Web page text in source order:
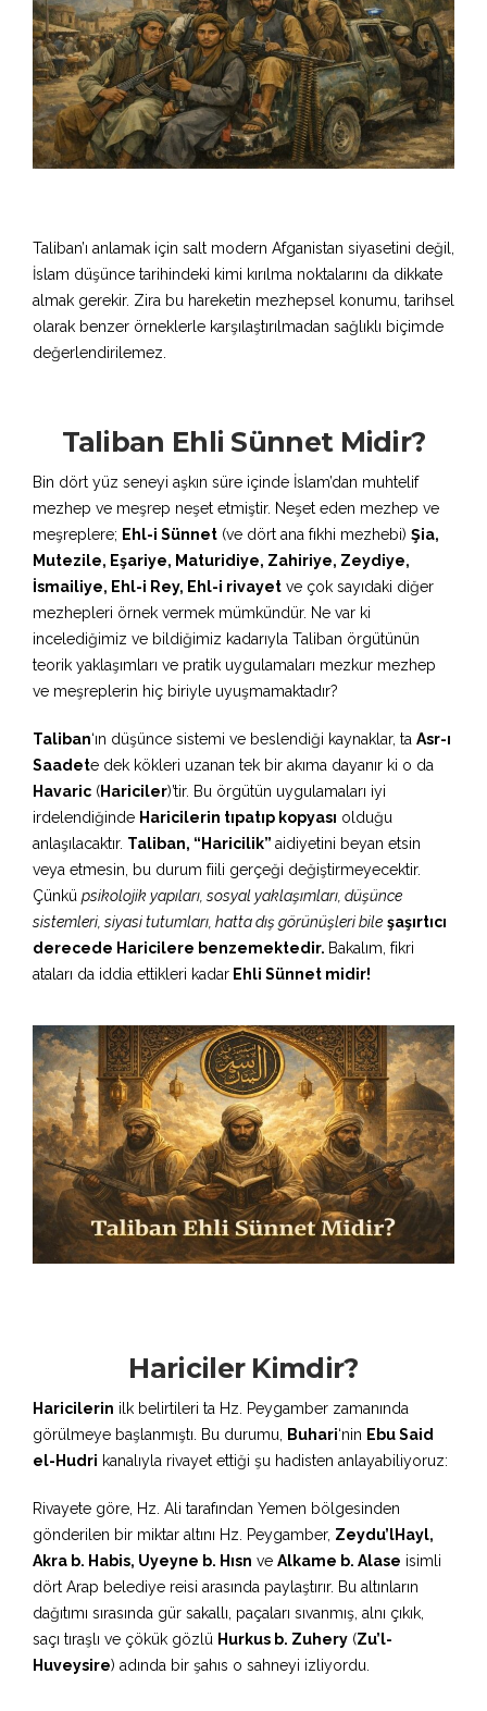
Taliban’ı anlamak için salt modern Afganistan siyasetini değil,
İslam düşünce tarihindeki kimi kırılma noktalarını da dikkate
almak gerekir. Zira bu hareketin mezhepsel konumu, tarihsel
olarak benzer örneklerle karşılaştırılmadan sağlıklı biçimde
değerlendirilemez.
Taliban Ehli Sünnet Midir?
Bin dört yüz seneyi aşkın süre içinde İslam’dan muhtelif
mezhep ve meşrep neşet etmiştir. Neşet eden mezhep ve
meşreplere; Ehl-i Sünnet (ve dört ana fıkhi mezhebi) Şia,
Mutezile, Eşariye, Maturidiye, Zahiriye, Zeydiye,
İsmailiye, Ehl-i Rey, Ehl-i rivayet ve çok sayıdaki diğer
mezhepleri örnek vermek mümkündür. Ne var ki
incelediğimiz ve bildiğimiz kadarıyla Taliban örgütünün
teorik yaklaşımları ve pratik uygulamaları mezkur mezhep
ve meşreplerin hiç biriyle uyuşmamaktadır?
Taliban‘ın düşünce sistemi ve beslendiği kaynaklar, ta Asr-ı
Saadete dek kökleri uzanan tek bir akıma dayanır ki o da
Havaric (Hariciler)’tir. Bu örgütün uygulamaları iyi
irdelendiğinde Haricilerin tıpatıp kopyası olduğu
anlaşılacaktır. Taliban, “Haricilik” aidiyetini beyan etsin
veya etmesin, bu durum fiili gerçeği değiştirmeyecektir.
Çünkü psikolojik yapıları, sosyal yaklaşımları, düşünce
sistemleri, siyasi tutumları, hatta dış görünüşleri bile şaşırtıcı
derecede Haricilere benzemektedir. Bakalım, fikri
ataları da iddia ettikleri kadar Ehli Sünnet midir!
Hariciler Kimdir?
Haricilerin ilk belirtileri ta Hz. Peygamber zamanında
görülmeye başlanmıştı. Bu durumu, Buhari‘nin Ebu Said
el-Hudri kanalıyla rivayet ettiği şu hadisten anlayabiliyoruz:
Rivayete göre, Hz. Ali tarafından Yemen bölgesinden
gönderilen bir miktar altını Hz. Peygamber, Zeydu’lHayl,
Akra b. Habis, Uyeyne b. Hısn ve Alkame b. Alase isimli
dört Arap belediye reisi arasında paylaştırır. Bu altınların
dağıtımı sırasında gür sakallı, paçaları sıvanmış, alnı çıkık,
saçı tıraşlı ve çökük gözlü Hurkus b. Zuhery (Zu’l-
Huveysire) adında bir şahıs o sahneyi izliyordu.